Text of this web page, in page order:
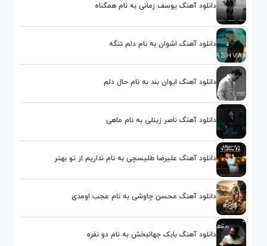
دانلود آهنگ یوسف زمانی به نام همگناه
دانلود آهنگ اشوان به نام دلم تنگه
دانلود آهنگ ایوان بند به نام حال دلم
دانلود آهنگ ناصر زینلی به نام ماهی
دانلود آهنگ علیرضا طلیسچی به نام نداریم از تو بهتر
دانلود آهنگ محسن چاوشی به نام عجب اومدی
دانلود آهنگ بابک جهانبخش به نام دو نفره